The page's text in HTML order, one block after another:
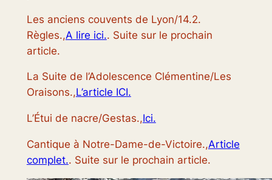
Les anciens couvents de Lyon/14.2.
Règles.,A lire ici.. Suite sur le prochain
article.
La Suite de l’Adolescence Clémentine/Les
Oraisons.,L’article ICI.
L’Étui de nacre/Gestas.,Ici.
Cantique à Notre-Dame-de-Victoire.,Article
complet.. Suite sur le prochain article.